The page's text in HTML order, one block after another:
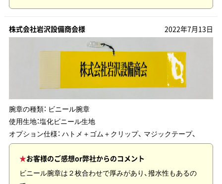
株式会社岩沢設備商会様 2022年7月13日
腕章の種類： ビニール腕章
使用生地：塩化ビニール生地
オプション仕様： ハトメ＋ゴム＋クリップ、 マジックテープ、
お客様のご感想or弊社からのコメント
ビニール腕章は２枚合わせで厚みがあり、撥水性もあるの